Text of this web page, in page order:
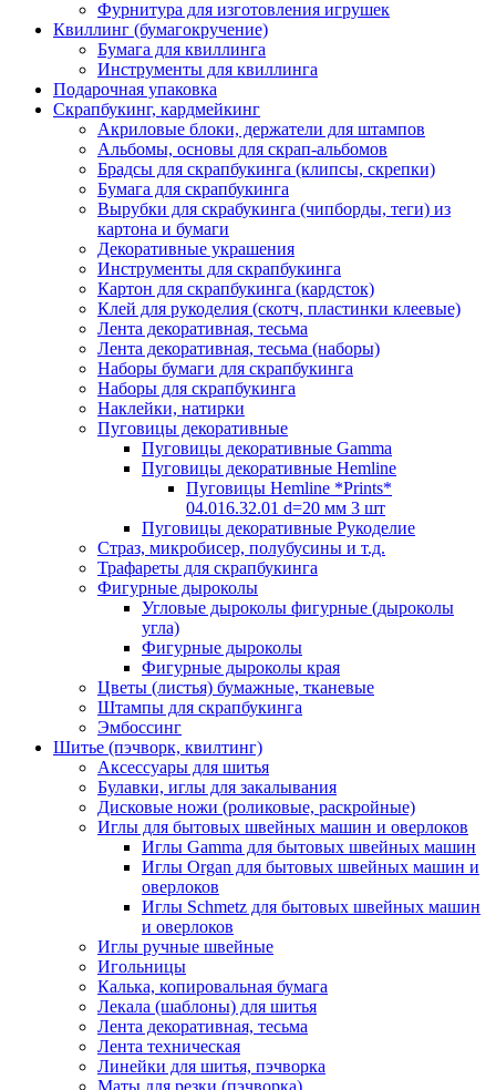
Фурнитура для изготовления игрушек
Квиллинг (бумагокручение)
Бумага для квиллинга
Инструменты для квиллинга
Подарочная упаковка
Скрапбукинг, кардмейкинг
Акриловые блоки, держатели для штампов
Альбомы, основы для скрап-альбомов
Брадсы для скрапбукинга (клипсы, скрепки)
Бумага для скрапбукинга
Вырубки для скрабукинга (чипборды, теги) из
картона и бумаги
Декоративные украшения
Инструменты для скрапбукинга
Картон для скрапбукинга (кардсток)
Клей для рукоделия (скотч, пластинки клеевые)
Лента декоративная, тесьма
Лента декоративная, тесьма (наборы)
Наборы бумаги для скрапбукинга
Наборы для скрапбукинга
Наклейки, натирки
Пуговицы декоративные
Пуговицы декоративные Gamma
Пуговицы декоративные Hemline
Пуговицы Hemline *Prints*
04.016.32.01 d=20 мм 3 шт
Пуговицы декоративные Рукоделие
Страз, микробисер, полубусины и т.д.
Трафареты для скрапбукинга
Фигурные дыроколы
Угловые дыроколы фигурные (дыроколы
угла)
Фигурные дыроколы
Фигурные дыроколы края
Цветы (листья) бумажные, тканевые
Штампы для скрапбукинга
Эмбоссинг
Шитье (пэчворк, квилтинг)
Аксессуары для шитья
Булавки, иглы для закалывания
Дисковые ножи (роликовые, раскройные)
Иглы для бытовых швейных машин и оверлоков
Иглы Gamma для бытовых швейных машин
Иглы Organ для бытовых швейных машин и
оверлоков
Иглы Schmetz для бытовых швейных машин
и оверлоков
Иглы ручные швейные
Игольницы
Калька, копировальная бумага
Лекала (шаблоны) для шитья
Лента декоративная, тесьма
Лента техническая
Линейки для шитья, пэчворка
Маты для резки (пэчворка)